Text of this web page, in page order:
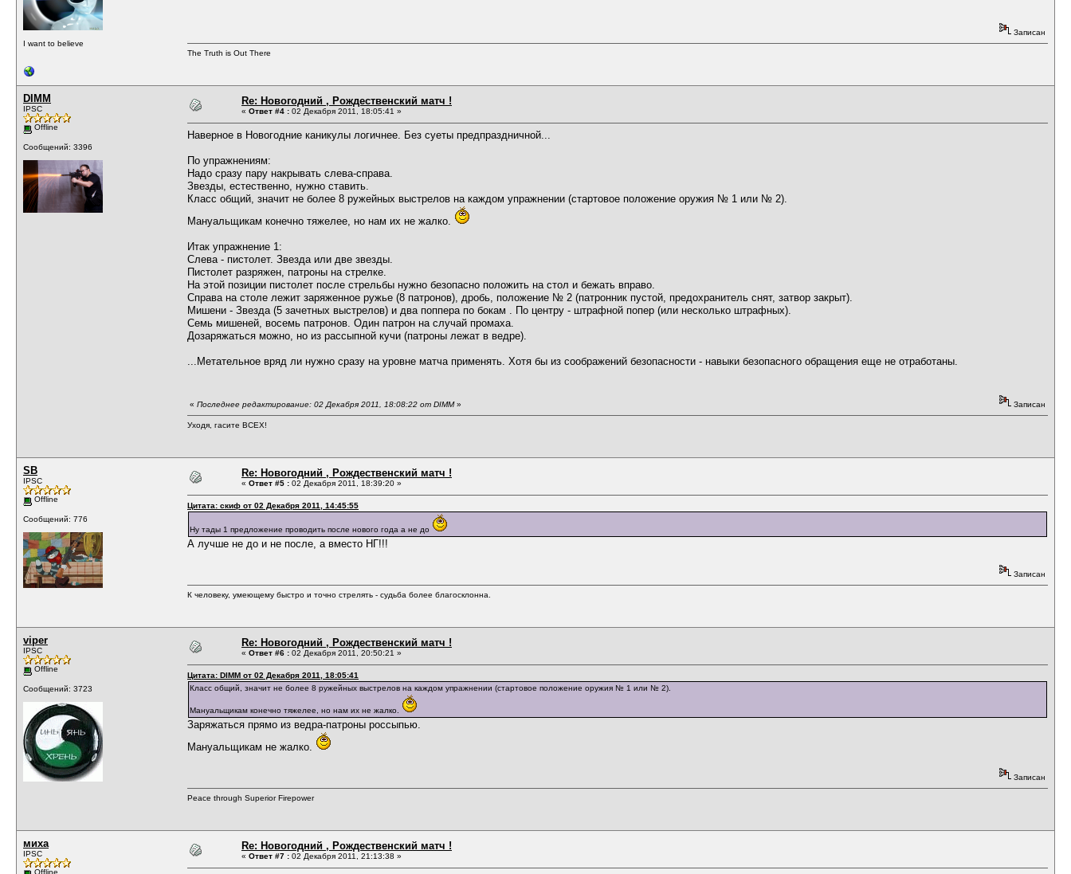
I want to believe
Записан
The Truth is Out There
DIMM
IPSC
Offline
Сообщений: 3396
Re: Новогодний , Рождественский матч !
« Ответ #4 : 02 Декабря 2011, 18:05:41 »
Наверное в Новогодние каникулы логичнее. Без суеты предпраздничной...
По упражнениям:
Надо сразу пару накрывать слева-справа.
Звезды, естественно, нужно ставить.
Класс общий, значит не более 8 ружейных выстрелов на каждом упражнении (стартовое положение оружия № 1 или № 2).
Мануальщикам конечно тяжелее, но нам их не жалко.
Итак упражнение 1:
Слева - пистолет. Звезда или две звезды.
Пистолет разряжен, патроны на стрелке.
На этой позиции пистолет после стрельбы нужно безопасно положить на стол и бежать вправо.
Справа на столе лежит заряженное ружье (8 патронов), дробь, положение № 2 (патронник пустой, предохранитель снят, затвор закрыт).
Мишени - Звезда (5 зачетных выстрелов) и два поппера по бокам . По центру - штрафной попер (или несколько штрафных).
Семь мишеней, восемь патронов. Один патрон на случай промаха.
Дозаряжаться можно, но из рассыпной кучи (патроны лежат в ведре).
...Метательное вряд ли нужно сразу на уровне матча применять. Хотя бы из соображений безопасности - навыки безопасного обращения еще не отработаны.
« Последнее редактирование: 02 Декабря 2011, 18:08:22 от DIMM» Записан
Уходя, гасите ВСЕХ!
SB
IPSC
Offline
Сообщений: 776
Re: Новогодний , Рождественский матч !
« Ответ #5 : 02 Декабря 2011, 18:39:20 »
Цитата: скиф от 02 Декабря 2011, 14:45:55
Ну тады 1 предложение проводить после нового года а не до
А лучше не до и не после, а вместо НГ!!!
Записан
К человеку, умеющему быстро и точно стрелять - судьба более благосклонна.
viper
IPSC
Offline
Сообщений: 3723
Re: Новогодний , Рождественский матч !
« Ответ #6 : 02 Декабря 2011, 20:50:21 »
Цитата: DIMM от 02 Декабря 2011, 18:05:41
Класс общий, значит не более 8 ружейных выстрелов на каждом упражнении (стартовое положение оружия № 1 или № 2).
Мануальщикам конечно тяжелее, но нам их не жалко.
Заряжаться прямо из ведра-патроны россыпью.
Мануальщикам не жалко.
Записан
Peace through Superior Firepower
миха
IPSC
Offline
Re: Новогодний , Рождественский матч !
« Ответ #7 : 02 Декабря 2011, 21:13:38 »